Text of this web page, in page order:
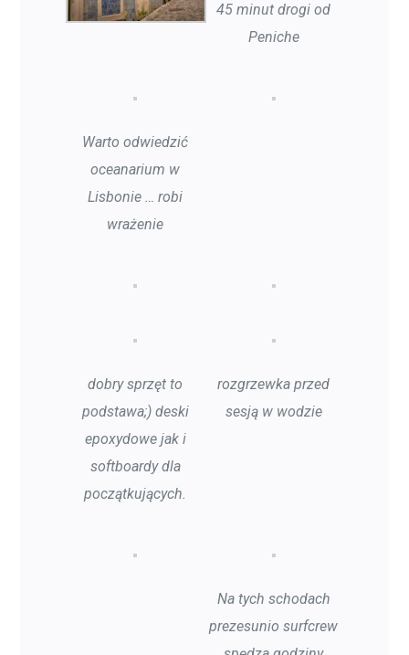
45 minut drogi od
Peniche
Warto odwiedzić
oceanarium w
Lisbonie … robi
wrażenie
dobry sprzęt to
podstawa;) deski
epoxydowe jak i
softboardy dla
początkujących.
rozgrzewka przed
sesją w wodzie
Na tych schodach
prezesunio surfcrew